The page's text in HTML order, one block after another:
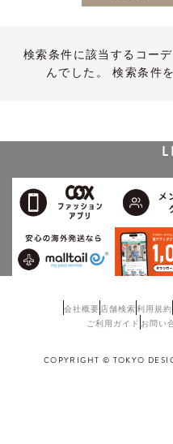
検索条件に該当するコー
んでした。 検索条件
会社概要 店舗検索利用規約
ご利用ガイド お問い
COPYRIGHT © TOKYO